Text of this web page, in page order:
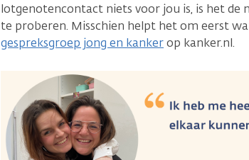
lotgenotencontact niets voor jou is, is het de
te proberen. Misschien helpt het om eerst
gespreksgroep jong en kankerop kanker.nl.